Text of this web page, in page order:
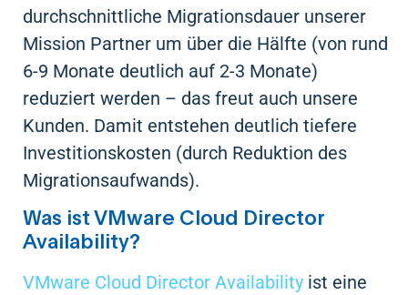
durchschnittliche Migrationsdauer unserer
Mission Partner um über die Hälfte (von rund
6-9 Monate deutlich auf 2-3 Monate)
reduziert werden – das freut auch unsere
Kunden. Damit entstehen deutlich tiefere
Investitionskosten (durch Reduktion des
Migrationsaufwands).
Was ist VMware Cloud Director
Availability?
VMware Cloud Director Availability ist eine